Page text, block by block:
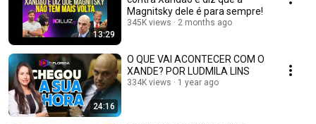
13:29
Magnitsky dele é para sempre!
345K views 2 months ago
24:16
O QUE VAI ACONTECER COM O
XANDE? POR LUDMILA LINS
334K views 1 year ago